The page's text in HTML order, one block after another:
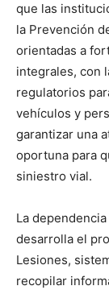
que las
la Prevención
orientadas a
integrales, con
regulatorios
vehículos y
garantizar una
oportuna para
siniestro vial.
La
desarrolla el
Lesiones,
recopilar